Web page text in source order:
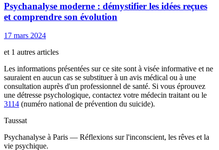
Psychanalyse moderne : démystifier les idées reçues
et comprendre son évolution
17 mars 2024
et 1 autres articles
Les informations présentées sur ce site sont à visée informative et ne
sauraient en aucun cas se substituer à un avis médical ou à une
consultation auprès d'un professionnel de santé. Si vous éprouvez
une détresse psychologique, contactez votre médecin traitant ou le
3114 (numéro national de prévention du suicide).
Taussat
Psychanalyse à Paris — Réflexions sur l'inconscient, les rêves et la
vie psychique.